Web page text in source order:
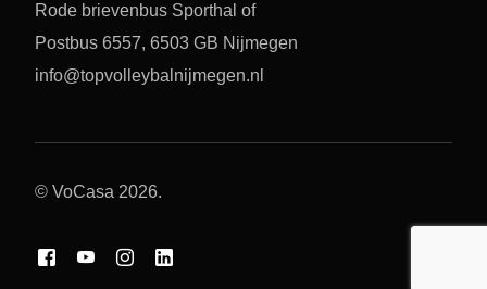
Rode brievenbus Sporthal of
Postbus 6557, 6503 GB Nijmegen
info@topvolleybalnijmegen.nl
© VoCasa 2026.